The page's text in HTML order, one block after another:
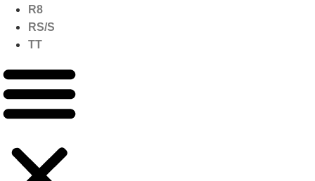
R8
RS/S
TT